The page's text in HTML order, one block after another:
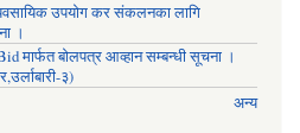
उपयोग कर संकलनका लागि
।
मार्फत बोलपत्र आव्हान सम्बन्धी सूचना ।
३)
अन्य